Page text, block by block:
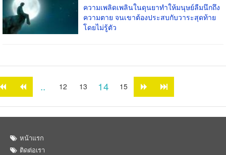
ความเพลิดเพลินในดุนยาทำให้มนุษย์ลืมนึกถึง
ความตาย จนเขาต้องประสบกับวาระสุดท้าย
โดยไม่รู้ตัว
.. 12 13 14 15
หน้าแรก
ติดต่อเรา